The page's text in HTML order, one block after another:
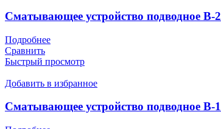
Сматывающее устройство подводное B-2
Подробнее
Сравнить
Быстрый просмотр
Добавить в избранное
Сматывающее устройство подводное B-1